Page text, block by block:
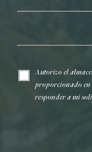
Autorizo el
proporcionado en
responder a mi